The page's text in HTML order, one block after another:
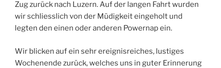
Zug zurück nach Luzern. Auf der langen Fahrt wurden
wir schliesslich von der Müdigkeit eingeholt und
legten den einen oder anderen Powernap ein.
Wir blicken auf ein sehr ereignisreiches, lustiges
Wochenende zurück, welches uns in guter Erinnerung